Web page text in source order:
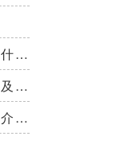
玻璃钢三格化粪池制作原理是什么？
三格式玻璃钢化粪池工艺流程及清掏周期！
三格式玻璃钢化粪池建造技术介绍！